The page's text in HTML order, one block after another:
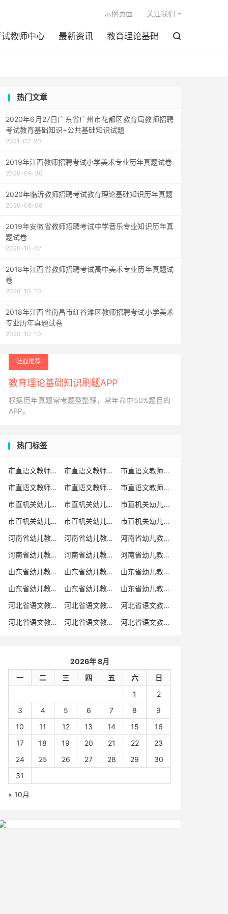
教师中心 最新资讯 教育理论基础 
示例页面 关注我们
热门文章
2020年6月27日广东省广州市花都区教育局教师招聘
考试教育基础知识+公共基础知识试题
2021-02-20
2019年江西教师招聘考试小学美术专业历年真题试卷
2020-09-30
2020年临沂教师招聘考试教育理论基础知识历年真题
2020-08-08
2019年安徽省教师招聘考试中学音乐专业知识历年真
题试卷
2020-10-07
2018年江西省教师招聘考试高中美术专业历年真题试
卷
2020-10-10
2018年江西省南昌市红谷滩区教师招聘考试小学美术
专业历年真题试卷
2020-10-10
吐血推荐
教育理论基础知识刷题APP
根据历年真题常考题型整理，常年命中50%题目的
APP。
热门标签
市直语文教师招聘 市直语文教师招聘考试真题
市直语文教师招聘考试真题卷
市直语文教师编制考试真题
市直语文教师编制考试真题卷
市直语文教师考试
市直机关幼儿教师招聘
市直机关幼儿教师考试
市直机关幼儿教师招聘考试真题
市直机关幼儿教师招聘考试真题卷
市直机关幼儿教师编制考试真题卷
市直机关幼儿教师编制考试真题
河南省幼儿教师招聘
河南省幼儿教师考试
河南省幼儿教师招聘考试真题
河南省幼儿教师招聘考试真题卷
河南省幼儿教师编制考试真题
河南省幼儿教师编制考试真题卷
山东省幼儿教师招聘
山东省幼儿教师考试
山东省幼儿教师招聘考试真题
山东省幼儿教师招聘考试真题卷
山东省幼儿教师编制考试真题
山东省幼儿教师编制考试真题卷
河北省语文教师招聘
河北省语文教师招聘考试真题
河北省语文教师招聘考试真题卷
河北省语文教师编制考试真题
河北省语文教师编制考试真题卷 河北省语文教师考试
2026年 8月
一
二 三 四 五 六
日
1
2
3
4 5 6 7 8
9
10
11 12 13 14 15
16
17
18 19 20 21 22
23
24
25 26 27 28 29
30
31
« 10月